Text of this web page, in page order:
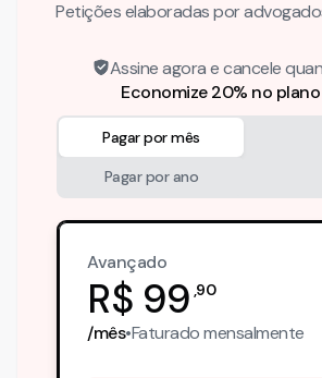
Petições elaboradas por
Assine agora e cancele
Economize 20% no
Pagar por mês
Pagar por ano
Avançado
R$ 99 ,90
/mês•Faturadomensalmente